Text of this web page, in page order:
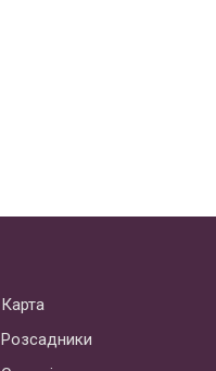
Карта
Розсадники